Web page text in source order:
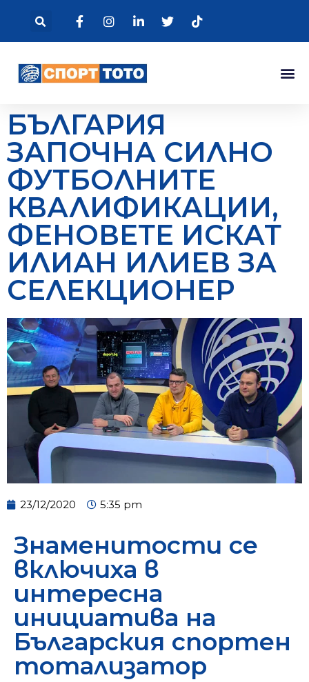
БЪЛГАРИЯ
ЗАПОЧНА СИЛНО
ФУТБОЛНИТЕ
КВАЛИФИКАЦИИ,
ФЕНОВЕТЕ ИСКАТ
ИЛИАН ИЛИЕВ ЗА
СЕЛЕКЦИОНЕР
23/12/2020 5:35 pm
Знаменитости се
включиха в
интересна
инициатива на
Българския спортен
тотализатор